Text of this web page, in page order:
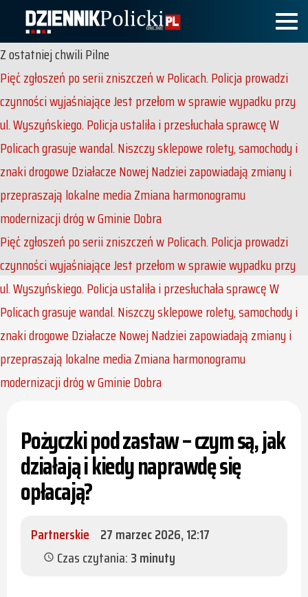
Z ostatniej chwiliPilne
Pięć zgłoszeń po serii zniszczeń w Policach. Policja prowadzi
czynności wyjaśniająceJest przełom w sprawie wypadku przy
ul. Wyszyńskiego. Policja ustaliła i przesłuchała sprawcęW
Policach grasuje wandal. Niszczy sklepowe rolety, samochody i
znaki drogoweDziałacze Nowej Nadziei zapowiadają zmiany i
przepraszają lokalne mediaZmiana harmonogramu
modernizacji dróg w Gminie Dobra
Pięć zgłoszeń po serii zniszczeń w Policach. Policja prowadzi
czynności wyjaśniająceJest przełom w sprawie wypadku przy
ul. Wyszyńskiego. Policja ustaliła i przesłuchała sprawcęW
Policach grasuje wandal. Niszczy sklepowe rolety, samochody i
znaki drogoweDziałacze Nowej Nadziei zapowiadają zmiany i
przepraszają lokalne mediaZmiana harmonogramu
modernizacji dróg w Gminie Dobra
Pożyczki pod zastaw – czym są, jak
działają i kiedy naprawdę się
opłacają?
Partnerskie 27 marzec 2026, 12:17
schedule Czas czytania:3 minuty